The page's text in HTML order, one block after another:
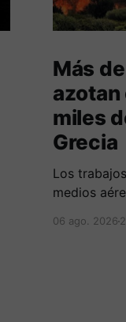
Más
miles
Grecia
Los
medios
cinco
06 ago. 2026